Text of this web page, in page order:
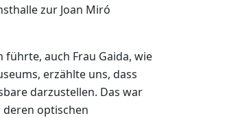
zur Joan Miró
führte, auch Frau Gaida, wie
erzählte uns, dass
darzustellen. Das war
deren optischen